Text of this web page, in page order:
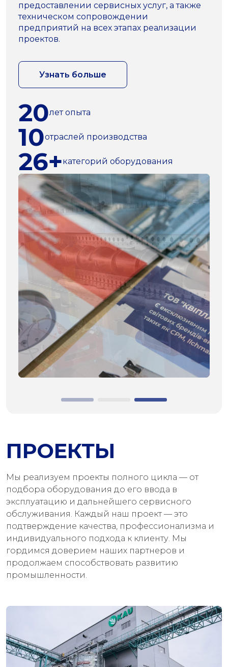
предоставлении сервисных услуг, а также
техническом сопровождении
предприятий на всех этапах реализации
проектов.
Узнать больше
20лет опыта
10отраслей производства
26+категорий оборудования
ПРОЕКТЫ
Мы реализуем проекты полного цикла — от
подбора оборудования до его ввода в
эксплуатацию и дальнейшего сервисного
обслуживания. Каждый наш проект — это
подтверждение качества, профессионализма и
индивидуального подхода к клиенту. Мы
гордимся доверием наших партнеров и
продолжаем способствовать развитию
промышленности.